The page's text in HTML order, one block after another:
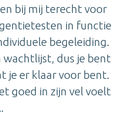
bij mij terecht voor
in functie
begeleiding.
wachtlijst, dus je bent
je er klaar voor bent.
goed in zijn vel voelt